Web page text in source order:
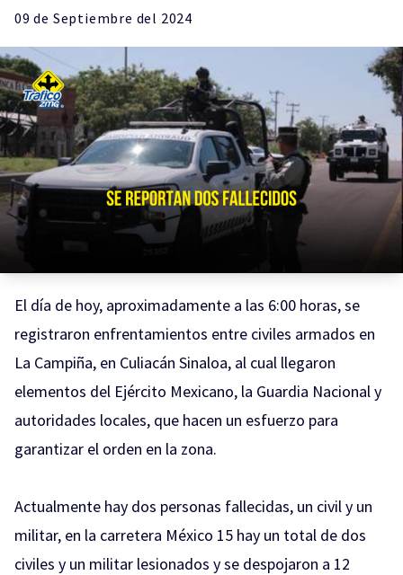
09 de Septiembre del 2024
El día de hoy, aproximadamente a las 6:00 horas, se
registraron enfrentamientos entre civiles armados en
La Campiña, en Culiacán Sinaloa, al cual llegaron
elementos del Ejército Mexicano, la Guardia Nacional y
autoridades locales, que hacen un esfuerzo para
garantizar el orden en la zona.
Actualmente hay dos personas fallecidas, un civil y un
militar, en la carretera México 15 hay un total de dos
civiles y un militar lesionados y se despojaron a 12